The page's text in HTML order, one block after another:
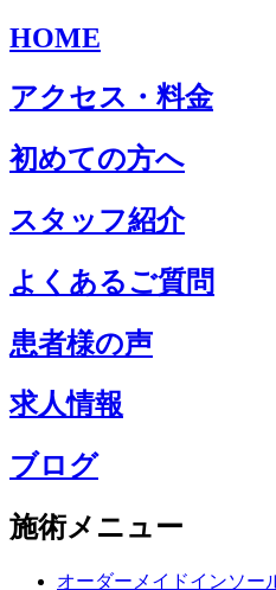
HOME
アクセス・料金
初めての方へ
スタッフ紹介
よくあるご質問
患者様の声
求人情報
ブログ
施術メニュー
オーダーメイドインソー